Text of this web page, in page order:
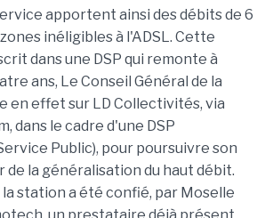
apportent ainsi des débits de 6
inéligibles à l'ADSL. Cette
dans une DSP qui remonte à
ans, Le Conseil Général de la
en effet sur LD Collectivités, via
dans le cadre d'une DSP
Public), pour poursuivre son
de la généralisation du haut débit.
station a été confié, par Moselle